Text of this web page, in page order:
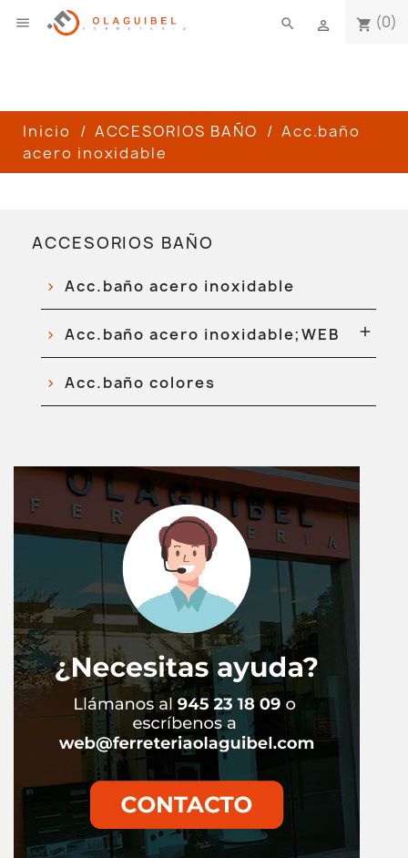
 shopping_cart (0)

search
Inicio ACCESORIOS BAÑO
Acc.baño
acero inoxidable
ACCESORIOS BAÑO
Acc.baño acero inoxidable
Acc.baño acero inoxidable;WEB 
Acc.baño colores